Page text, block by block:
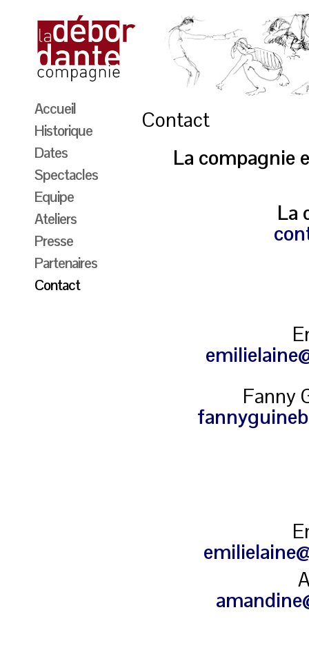
Accueil
Historique
Dates
Spectacles
Equipe
Ateliers
Presse
Partenaires
Contact
Contact
La compagnie
La
Fanny